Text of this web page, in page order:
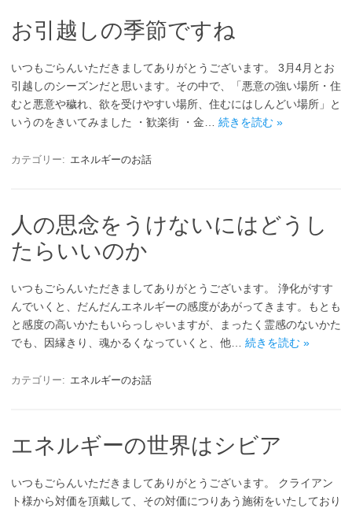
お引越しの季節ですね
いつもごらんいただきましてありがとうございます。 3月4月とお
引越しのシーズンだと思います。その中で、「悪意の強い場所・住
むと悪意や穢れ、欲を受けやすい場所、住むにはしんどい場所」と
いうのをきいてみました ・歓楽街 ・金… 続きを読む »
カテゴリー: エネルギーのお話
人の思念をうけないにはどうし
たらいいのか
いつもごらんいただきましてありがとうございます。 浄化がすす
んでいくと、だんだんエネルギーの感度があがってきます。もとも
と感度の高いかたもいらっしゃいますが、まったく霊感のないかた
でも、因縁きり、魂かるくなっていくと、他… 続きを読む »
カテゴリー: エネルギーのお話
エネルギーの世界はシビア
いつもごらんいただきましてありがとうございます。 クライアン
ト様から対価を頂戴して、その対価につりあう施術をいたしており